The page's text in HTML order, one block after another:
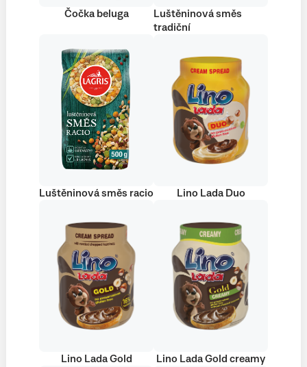
Čočka beluga
Luštěninová směs
tradiční
Luštěninová směs racio Lino Lada Duo
Lino Lada Gold Lino Lada Gold creamy